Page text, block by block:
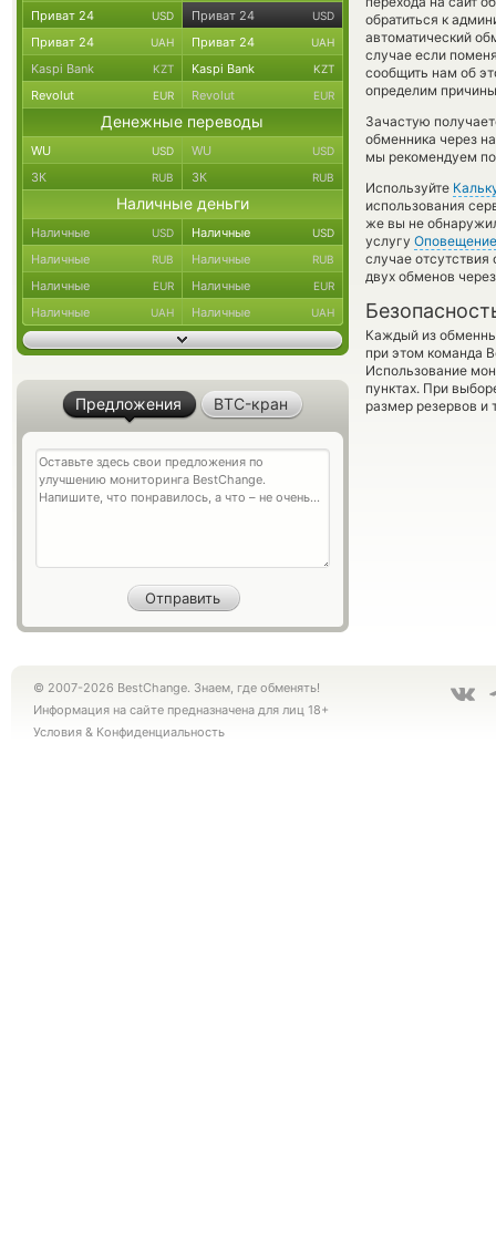
обратиться к
автоматический
случае если
сообщить нам об
определим
Зачастую
обменника через
мы рекомендуем
Используйте
использования
же вы не
услугу Оповещение
случае
двух обменов
Каждый из
при этом команда
Использование
пунктах. При
размер резервов и
Приват 24 USD Приват 24 USD
Приват 24 UAH Приват 24 UAH
Kaspi Bank KZT Kaspi Bank KZT
Revolut EUR Revolut EUR
Денежные переводы
WU USD WU USD
ЗК RUB ЗК RUB
Наличные деньги
Наличные USD Наличные USD
Наличные RUB Наличные RUB
Наличные EUR Наличные EUR
Наличные UAH Наличные UAH
Предложения BTC-кран
© 2007-2026 BestChange. Знаем, где обменять!
Информация на сайте предназначена для лиц 18+
Условия & Конфиденциальность